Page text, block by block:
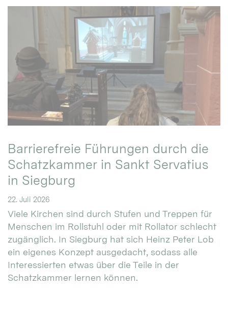
Barrierefreie Führungen durch die
Schatzkammer in Sankt Servatius
in Siegburg
22. Juli 2026
Viele Kirchen sind durch Stufen und Treppen für
Menschen im Rollstuhl oder mit Rollator schlecht
zugänglich. In Siegburg hat sich Heinz Peter Lob
ein eigenes Konzept ausgedacht, sodass alle
Interessierten etwas über die Teile in der
Schatzkammer lernen können.